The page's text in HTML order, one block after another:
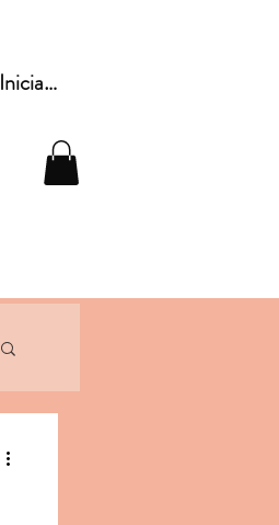
Iniciar sesión